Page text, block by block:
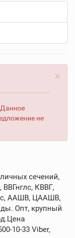
×
не
сечений,
КВВГ,
ААШВ, ЦААШВ,
Опт, крупный
10-33 Viber,